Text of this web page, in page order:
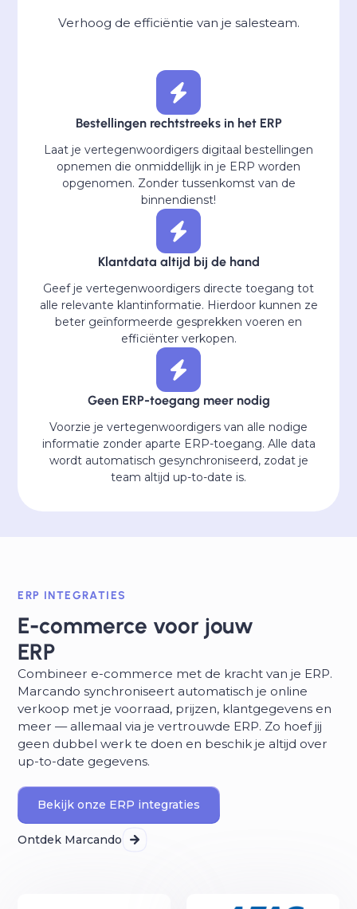
Verhoog de efficiëntie van je salesteam.
Bestellingen rechtstreeks in het ERP
Laat je vertegenwoordigers digitaal bestellingen
opnemen die onmiddellijk in je ERP worden
opgenomen. Zonder tussenkomst van de
binnendienst!
Klantdata altijd bij de hand
Geef je vertegenwoordigers directe toegang tot
alle relevante klantinformatie. Hierdoor kunnen ze
beter geïnformeerde gesprekken voeren en
efficiënter verkopen.
Geen ERP-toegang meer nodig
Voorzie je vertegenwoordigers van alle nodige
informatie zonder aparte ERP-toegang. Alle data
wordt automatisch gesynchroniseerd, zodat je
team altijd up-to-date is.
ERP INTEGRATIES
E-commerce voor jouw
ERP
Combineer e-commerce met de kracht van je ERP.
Marcando synchroniseert automatisch je online
verkoop met je voorraad, prijzen, klantgegevens en
meer — allemaal via je vertrouwde ERP. Zo hoef jij
geen dubbel werk te doen en beschik je altijd over
up-to-date gegevens.
Bekijk onze ERP integraties
Ontdek Marcando